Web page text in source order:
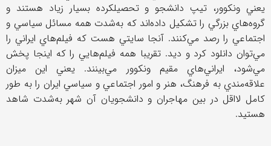
يعني ونكوور، تيپ‌ دانشجو و تحصيلكرده بسيار زياد هستند و
گروه‌هاي بزرگي را تشكيل داده‌اند كه به‌شدت همه مسائل سياسي و
اجتماعي را رصد مي‌كنند. آنجا سايتي هست كه فيلم‌هاي ايراني را
مي‌توان دانلود كرد و ديد. تقريبا همه فيلم‌هايي را كه اينجا پخش
مي‌شود، ايراني‌هاي مقيم ونكوور مي‌بينند. يعني اين ميزان
علاقه‌مندي به فرهنگ، هنر و امور اجتماعي و سياسي ايران را به طور
كامل لااقل در بين مهاجران و دانشجويان آن شهر به‌شدت شاهد
هستيد.